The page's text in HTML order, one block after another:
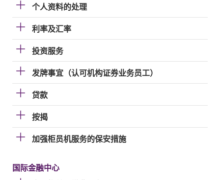
个人资料的处理
利率及汇率
投资服务
发牌事宜（认可机构证券业务员工）
贷款
按揭
加强柜员机服务的保安措施
国际金融中心